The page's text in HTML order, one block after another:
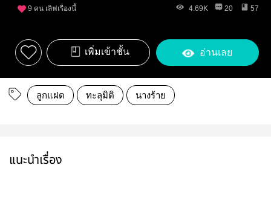
9 คน เลิฟเรื่องนี้ 4.69K 20 57
เพิ่มเข้าชั้น อ่านเลย
ลูกแฝด ทะลุมิติ นางร้าย
แนะนำเรื่อง